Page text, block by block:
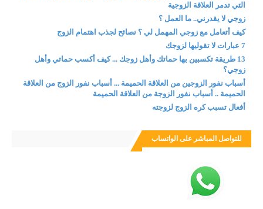
التي تدمر العلاقة الزوجية
زوجي لا يقدرني.. ما العمل ؟
كيف أتعامل مع زوجي المهمل لي ؟ نصائح لجذب اهتمام الزوج
7 عبارات لا تقوليها لزوجك
13 طريقة تكسبين بها حماتك وأهل زوجك ... كيف أكسب حماتي وأهل
زوجي؟
أسباب نفور الزوجين من العلاقة الحميمة ... أسباب نفور الزوج من العلاقة
الحميمة .. أسباب نفور الزوجة من العلاقة الحميمة
أفعال تسبب كره الزوج لزوجته
للتواصل المباشر على الواتساب